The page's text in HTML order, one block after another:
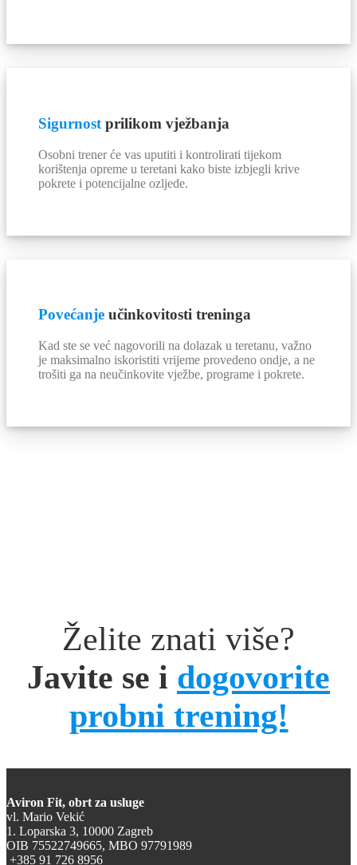
Sigurnost prilikom vježbanja
Osobni trener će vas uputiti i kontrolirati tijekom
korištenja opreme u teretani kako biste izbjegli krive
pokrete i potencijalne ozljede.
Povećanje učinkovitosti treninga
Kad ste se već nagovorili na dolazak u teretanu, važno
je maksimalno iskoristiti vrijeme provedeno ondje, a ne
trošiti ga na neučinkovite vježbe, programe i pokrete.
Želite znati više?
Javite se i dogovorite
probni trening!
Aviron Fit, obrt za usluge
vl. Mario Vekić
1. Loparska 3, 10000 Zagreb
OIB 75522749665, MBO 97791989
+385 91 726 8956